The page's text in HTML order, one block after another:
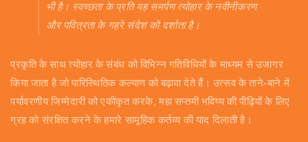
भी है। स्वच्छता के प्रति यह समर्पण त्योहार के नवीनीकरण
और पवित्रता के गहरे संदेश को दर्शाता है।
प्रकृति के साथ त्योहार के संबंध को विभिन्न गतिविधियों के माध्यम से उजागर
किया जाता है जो पारिस्थितिक कल्याण को बढ़ावा देते हैं। उत्सव के ताने-बाने में
पर्यावरणीय जिम्मेदारी को एकीकृत करके, महा सप्तमी भविष्य की पीढ़ियों के लिए
ग्रह को संरक्षित करने के हमारे सामूहिक कर्तव्य की याद दिलाती है।